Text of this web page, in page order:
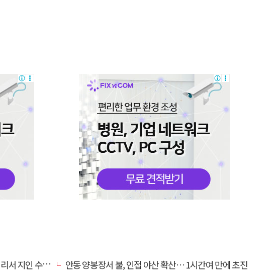
서 지인 수십회 때린 50대 '긴급체포'
안동 양봉장서 불, 인접 야산 확산… 1시간여 만에 초진